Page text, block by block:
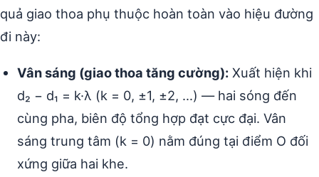
quả giao thoa phụ thuộc hoàn toàn vào hiệu đường
đi này:
Vân sáng (giao thoa tăng cường): Xuất hiện khi
d₂ − d₁ = k·λ (k = 0, ±1, ±2, …) — hai sóng đến
cùng pha, biên độ tổng hợp đạt cực đại. Vân
sáng trung tâm (k = 0) nằm đúng tại điểm O đối
xứng giữa hai khe.